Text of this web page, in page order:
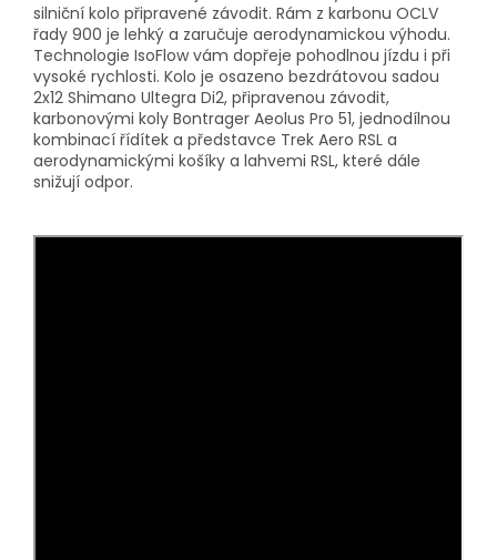
silniční kolo připravené závodit. Rám z karbonu OCLV
řady 900 je lehký a zaručuje aerodynamickou výhodu.
Technologie IsoFlow vám dopřeje pohodlnou jízdu i při
vysoké rychlosti. Kolo je osazeno bezdrátovou sadou
2x12 Shimano Ultegra Di2, připravenou závodit,
karbonovými koly Bontrager Aeolus Pro 51, jednodílnou
kombinací řídítek a představce Trek Aero RSL a
aerodynamickými košíky a lahvemi RSL, které dále
snižují odpor.